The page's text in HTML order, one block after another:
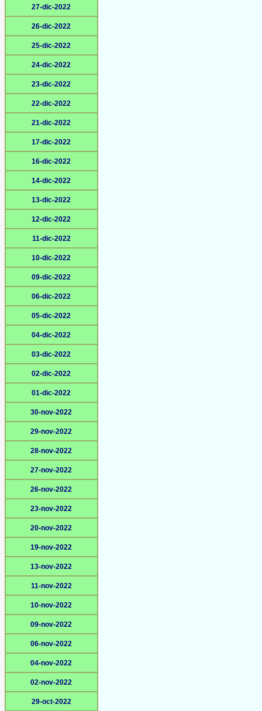
27-dic-2022
26-dic-2022
25-dic-2022
24-dic-2022
23-dic-2022
22-dic-2022
21-dic-2022
17-dic-2022
16-dic-2022
14-dic-2022
13-dic-2022
12-dic-2022
11-dic-2022
10-dic-2022
09-dic-2022
06-dic-2022
05-dic-2022
04-dic-2022
03-dic-2022
02-dic-2022
01-dic-2022
30-nov-2022
29-nov-2022
28-nov-2022
27-nov-2022
26-nov-2022
23-nov-2022
20-nov-2022
19-nov-2022
13-nov-2022
11-nov-2022
10-nov-2022
09-nov-2022
06-nov-2022
04-nov-2022
02-nov-2022
29-oct-2022